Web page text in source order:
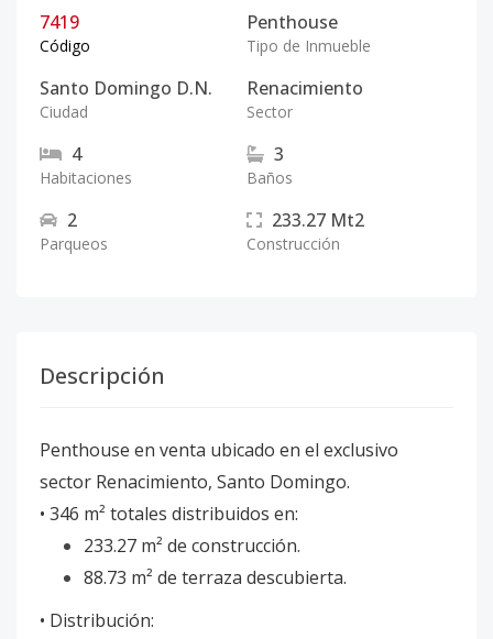
7419
Código
Penthouse
Tipo de Inmueble
Santo Domingo D.N.
Ciudad
Renacimiento
Sector
4
Habitaciones
3
Baños
2
Parqueos
233.27 Mt2
Construcción
Descripción
Penthouse en venta ubicado en el exclusivo
sector Renacimiento, Santo Domingo.
• 346 m² totales distribuidos en:
233.27 m² de construcción.
88.73 m² de terraza descubierta.
• Distribución: